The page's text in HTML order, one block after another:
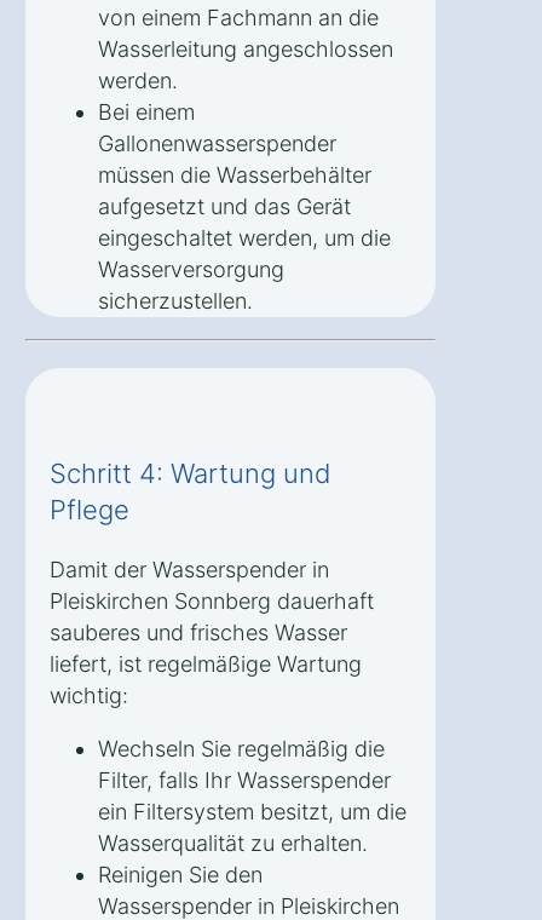
von einem Fachmann an die
Wasserleitung angeschlossen
werden.
Bei einem
Gallonenwasserspender
müssen die Wasserbehälter
aufgesetzt und das Gerät
eingeschaltet werden, um die
Wasserversorgung
sicherzustellen.
Schritt 4: Wartung und
Pflege
Damit der Wasserspender in
Pleiskirchen Sonnberg dauerhaft
sauberes und frisches Wasser
liefert, ist regelmäßige Wartung
wichtig:
Wechseln Sie regelmäßig die
Filter, falls Ihr Wasserspender
ein Filtersystem besitzt, um die
Wasserqualität zu erhalten.
Reinigen Sie den
Wasserspender in Pleiskirchen